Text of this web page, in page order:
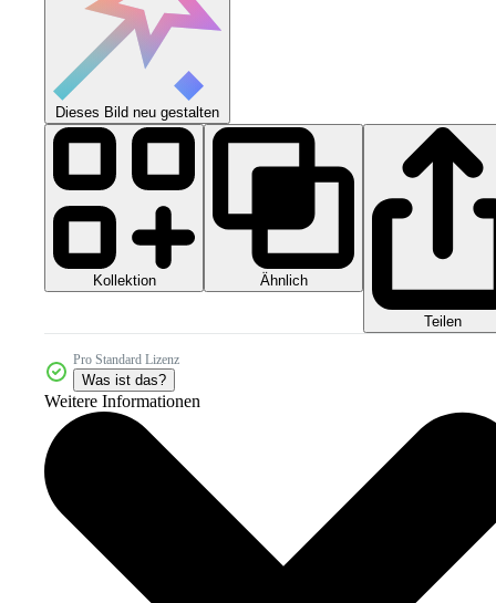
Dieses Bild neu gestalten
Kollektion Ähnlich
Teilen
Pro Standard Lizenz
Was ist das?
Weitere Informationen